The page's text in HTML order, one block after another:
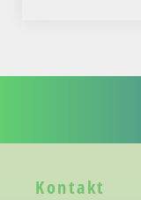
Kontakt